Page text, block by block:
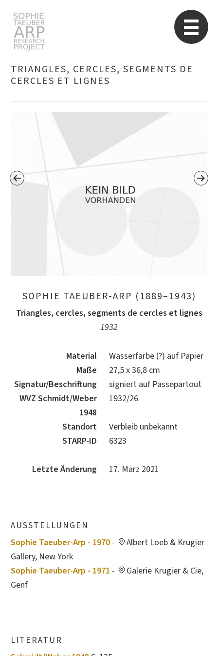
nach:
TRIANGLES, CERCLES, SEGMENTS DE
CERCLES ET LIGNES
SOPHIE TAEUBER-ARP (1889–1943)
Triangles, cercles, segments de cercles et lignes
1932
Material
Wasserfarbe (?) auf Papier
Maße
27,5 x 36,8 cm
Signatur/Beschriftung
signiert auf Passepartout
WVZ Schmidt/Weber
1948
1932/26
Standort
Verbleib unbekannt
STARP-ID
6323
Letzte Änderung 17. März 2021
AUSSTELLUNGEN
Sophie Taeuber-Arp - 1970 -
Albert Loeb & Krugier
Gallery, New York
Sophie Taeuber-Arp - 1971 -
Galerie Krugier & Cie,
Genf
LITERATUR